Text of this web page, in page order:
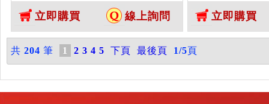
FW247。客製化訂做各種翡翠壽
桃吊墜玉珮項鍊。★附A貨翡翠雙
證書
立即購買 線上詢問
FW248。客製
桃吊墜玉珮項
證書
立即購買
共 204 筆 1 2 3 4 5 下頁 最後頁 1/5頁